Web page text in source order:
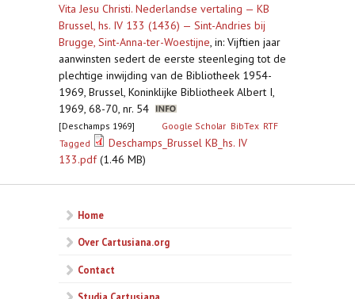
Vita Jesu Christi. Nederlandse vertaling — KB
Brussel, hs. IV 133 (1436) — Sint-Andries bij
Brugge, Sint-Anna-ter-Woestijne, in: Vijftien jaar
aanwinsten sedert de eerste steenleging tot de
plechtige inwijding van de Bibliotheek 1954-
1969, Brussel, Koninklijke Bibliotheek Albert I,
1969, 68-70, nr. 54
[Deschamps 1969] Google Scholar BibTex RTF
Tagged
Deschamps_Brussel KB_hs. IV
133.pdf(1.46 MB)
Home
Over Cartusiana.org
Contact